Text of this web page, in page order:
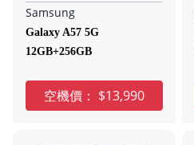
Samsung
Galaxy A57 5G
12GB+256GB
空機價： $13,990